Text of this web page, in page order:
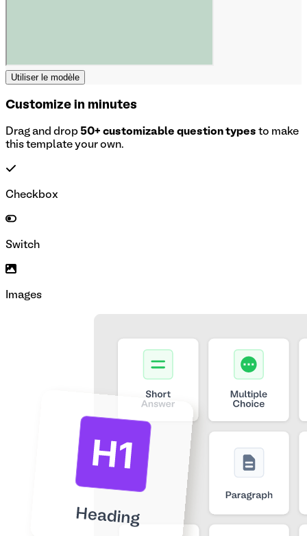
Utiliser le modèle
Customize in minutes
Drag and drop 50+ customizable question types to make
this template your own.
Checkbox
Switch
Images